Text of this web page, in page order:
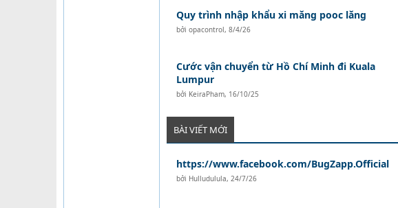
Quy trình nhập khẩu xi măng pooc lăng
bởi opacontrol, 8/4/26
Cước vận chuyển từ Hồ Chí Minh đi Kuala
Lumpur
bởi KeiraPham, 16/10/25
BÀI VIẾT MỚI
https://www.facebook.com/BugZapp.Official
bởi Hulludulula, 24/7/26